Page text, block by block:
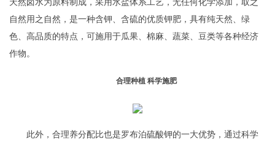
自然用之自然，是一种含钾、含硫的优质钾肥，具有纯天然、绿
色、高品质的特点，可施用于瓜果、棉麻、蔬菜、豆类等各种经济
作物。
合理种植 科学施肥
此外，合理养分配比也是罗布泊硫酸钾的一大优势，通过科学